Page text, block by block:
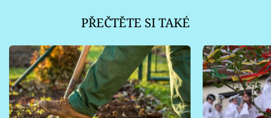
PŘEČTĚTE SI TAKÉ